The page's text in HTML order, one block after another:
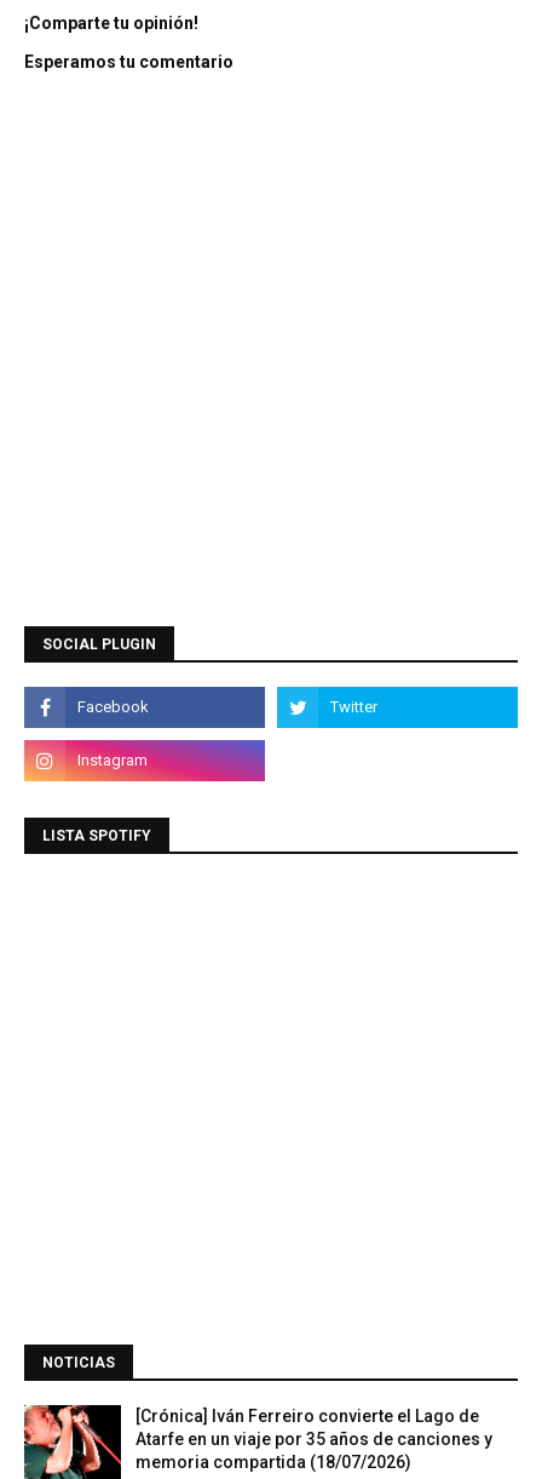
¡Comparte tu opinión!
Esperamos tu comentario
SOCIAL PLUGIN
LISTA SPOTIFY
NOTICIAS
[Crónica] Iván Ferreiro convierte el Lago de
Atarfe en un viaje por 35 años de canciones y
memoria compartida (18/07/2026)